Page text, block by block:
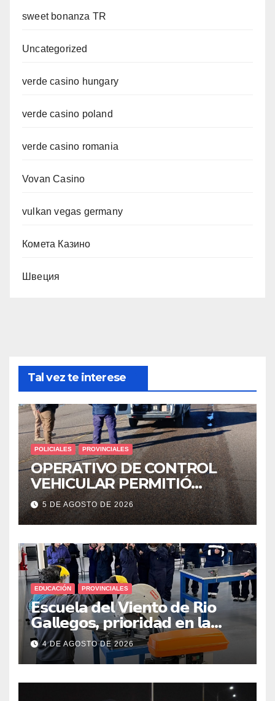
sweet bonanza TR
Uncategorized
verde casino hungary
verde casino poland
verde casino romania
Vovan Casino
vulkan vegas germany
Комета Казино
Швеция
Tal vez te interese
POLICIALES PROVINCIALES
OPERATIVO DE CONTROL
VEHICULAR PERMITIÓ
LOCALIZAR A UN HOMBRE
CON PEDIDO DE PARADERO
5 DE AGOSTO DE 2026
EDUCACIÓN PROVINCIALES
𝗘𝘀𝗰𝘂𝗲𝗹𝗮 𝗱𝗲𝗹 𝗩𝗶𝗲𝗻𝘁𝗼 𝗱𝗲 𝗥𝗶𝗼
𝗚𝗮𝗹𝗹𝗲𝗴𝗼𝘀, 𝗽𝗿𝗶𝗼𝗿𝗶𝗱𝗮𝗱 𝗲𝗻 𝗹𝗮
𝘀𝗲𝗴𝘂𝗿𝗶𝗱𝗮𝗱: 𝗖𝗹𝗮𝘃𝗲 𝗲𝗻 𝗲𝗹 𝗶𝗻𝗶𝗰𝗶𝗼
𝗱𝗲 𝗹𝗼𝘀 𝘁𝗮𝗹𝗹𝗲𝗿𝗲𝘀 𝗶𝗻𝗱𝘂𝘀𝘁𝗿𝗶𝗮𝗹𝗲𝘀
4 DE AGOSTO DE 2026